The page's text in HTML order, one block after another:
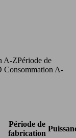
A-ZPériode de
Consommation A-
Période de
fabrication